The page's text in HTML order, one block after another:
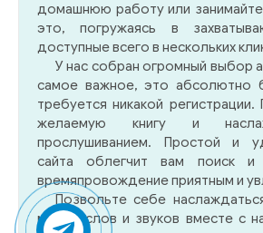
домашнюю работу или
это, погружаясь в
доступные всего в нескольких
У нас собран огромный выбор
самое важное, это абсолютно
требуется никакой
желаемую книгу и
прослушиванием. Простой и
сайта облегчит вам поиск
времяпровождение приятным и
Позвольте себе
миром слов и звуков вместе с